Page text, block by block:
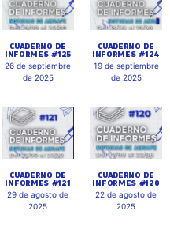
CUADERNO DE
INFORMES #125
26 de septiembre
de 2025
CUADERNO DE
INFORMES #124
19 de septiembre
de 2025
CUADERNO DE
INFORMES #121
29 de agosto de
2025
CUADERNO DE
INFORMES #120
22 de agosto de
2025